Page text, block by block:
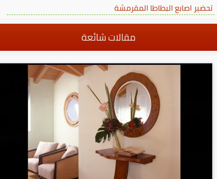
تحضير اصابع البطاطا المقرمشة
مقالات شائعة